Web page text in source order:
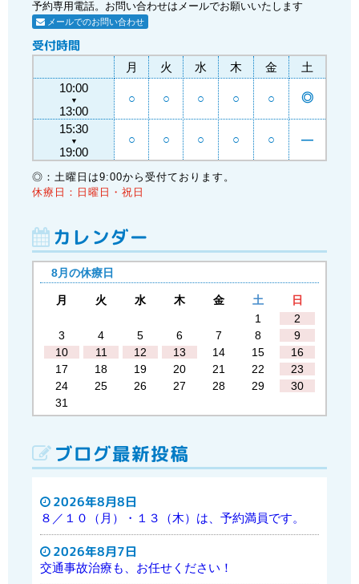
予約専用電話。お問い合わせはメールでお願いいたします
メールでのお問い合わせ
受付時間
月 火 水 木 金
土
10:00
▼
13:00
○ ○ ○ ○ ○ ◎
15:30
▼
19:00
○ ○ ○ ○ ○ ―
◎：土曜日は9:00から受付ております。
休療日：日曜日・祝日
カレンダー
8月の休療日
月 火 水 木 金 土
日
1
2
3
4 5 6 7 8
9
10
11 12 13 14 15
16
17
18 19 20 21 22
23
24
25 26 27 28 29
30
31
ブログ最新投稿
2026年8月8日
８／１０（月）・１３（木）は、予約満員です。
2026年8月7日
交通事故治療も、お任せください！